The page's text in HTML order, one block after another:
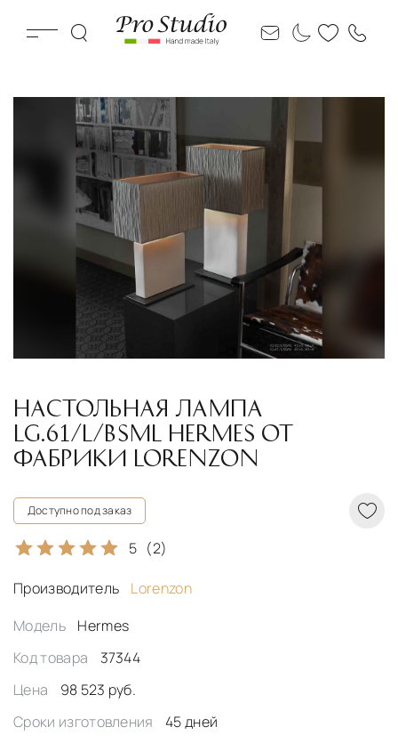
НАСТОЛЬНАЯ ЛАМПА
LG.61/L/BSML HERMES ОТ
ФАБРИКИ LORENZON
Доступно под заказ
5 (2)
Производитель
Lorenzon
Модель
Hermes
Код товара
37344
Цена
98 523 руб.
Сроки изготовления
45 дней